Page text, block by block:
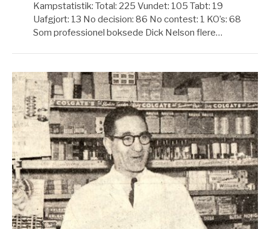
Kampstatistik: Total: 225 Vundet: 105 Tabt: 19
Uafgjort: 13 No decision: 86 No contest: 1 KO’s: 68
Som professionel boksede Dick Nelson flere…